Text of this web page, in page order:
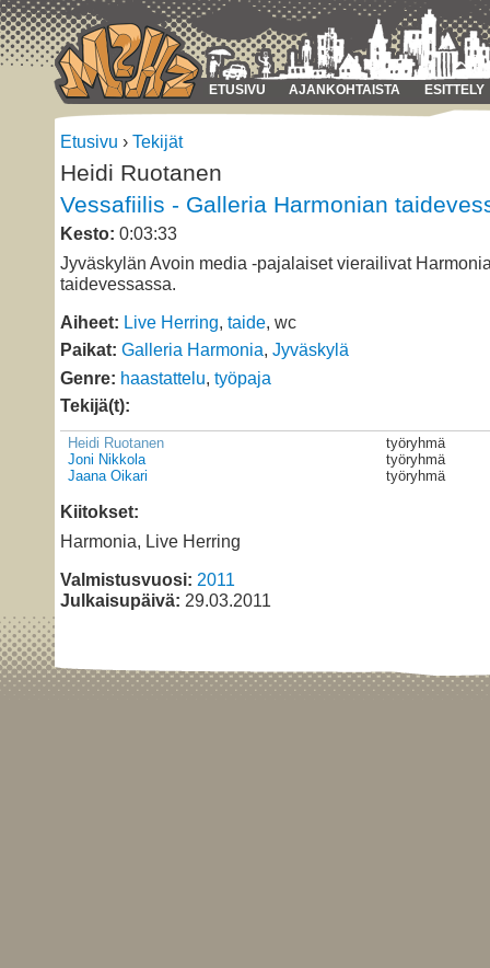
ETUSIVU AJANKOHTAISTA ESITTELY
Etusivu › Tekijät
Heidi Ruotanen
Vessafiilis - Galleria Harmonian
Kesto: 0:03:33
Jyväskylän Avoin media -pajalaiset vierailivat
taidevessassa.
Aiheet: Live Herring, taide, wc
Paikat: Galleria Harmonia, Jyväskylä
Genre: haastattelu, työpaja
Tekijä(t):
Heidi Ruotanen
Joni Nikkola
Jaana Oikari
työryhmä
työryhmä
työryhmä
Kiitokset:
Harmonia, Live Herring
Valmistusvuosi: 2011
Julkaisupäivä: 29.03.2011